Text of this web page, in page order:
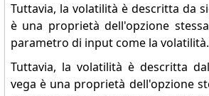
Tuttavia, la volatilità è descritta da
è una proprietà dell'opzione
parametro di input come la volatilità.
Tuttavia, la volatilità è descritta
vega è una proprietà dell'opzione